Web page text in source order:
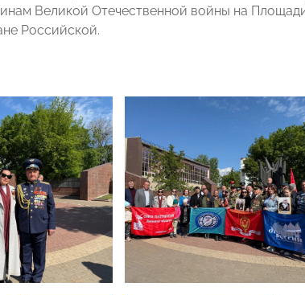
Великой Отечественной войны на
Российской.